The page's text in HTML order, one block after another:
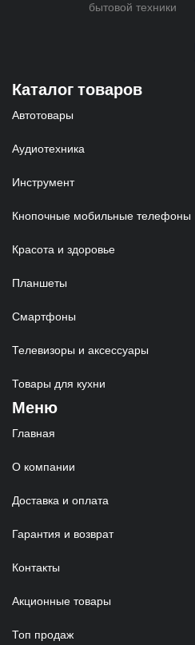
бытовой техники
Каталог товаров
Автотовары
Аудиотехника
Инструмент
Кнопочные мобильные телефоны
Красота и здоровье
Планшеты
Смартфоны
Телевизоры и аксессуары
Товары для кухни
Меню
Главная
О компании
Доставка и оплата
Гарантия и возврат
Контакты
Акционные товары
Топ продаж